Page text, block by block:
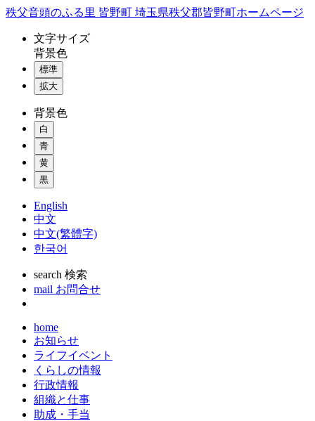
コ
秩父音頭のふる里 皆野町 埼玉県秩父郡皆野町ホームページ
文字サイズ
背景色
標準
拡大
背景色
白
青
黄
黒
English
中文
中文(繁體字)
한국어
search 検索
mail お問合せ
home
お知らせ
ライフイベント
くらしの情報
行政情報
組織と仕事
助成・手当